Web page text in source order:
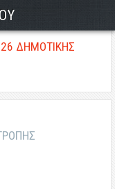
ΔΗΜΟΤΙΚΗΣ